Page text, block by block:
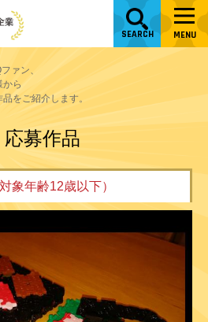
SEARCH MENU
ァン、
から
をご紹介します。
募作品
象年齢12歳以下）